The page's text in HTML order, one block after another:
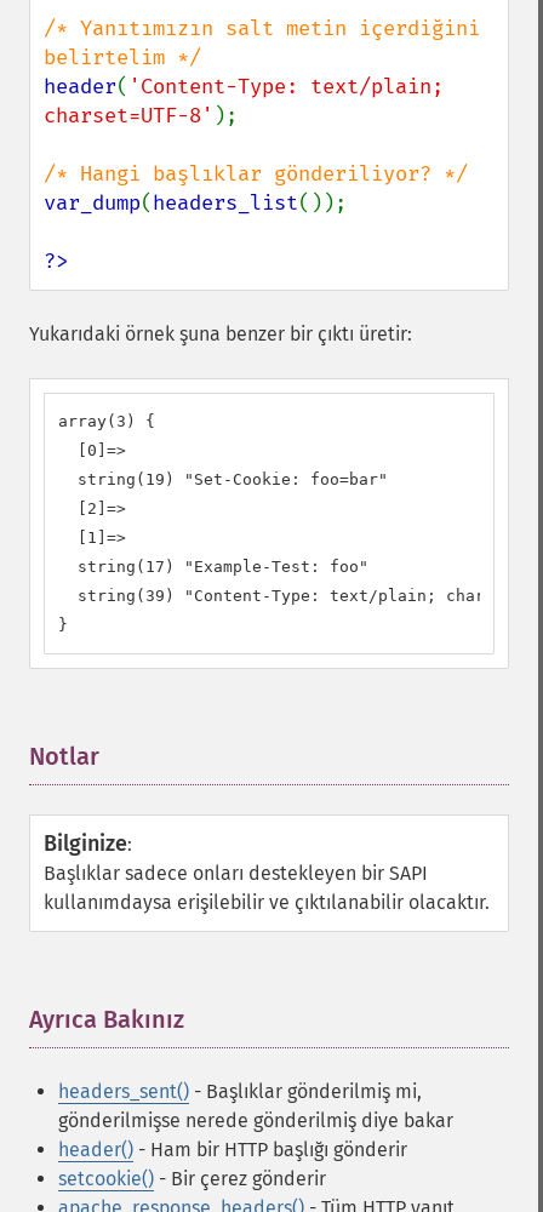
/* Yanıtımızın salt metin içerdiğini
header( 'Content-Type: text/plain;
charset=UTF-8' );
var_dump(headers_list());
?>
Yukarıdaki örnek şuna benzer bir çıktı üretir:
array(3) {
  [0]=>
  string(19) "Set-Cookie: foo=bar"
  [2]=>
  [1]=>
  string(17) "Example-Test: foo"
string(39) "Content-Type: text/plain;
}
Notlar
Bilginize:
Başlıklar sadece onları destekleyen bir SAPI
kullanımdaysa erişilebilir ve çıktılanabilir olacaktır.
Ayrıca Bakınız
headers_sent() - Başlıklar gönderilmiş mi,
gönderilmişse nerede gönderilmiş diye bakar
header() - Ham bir HTTP başlığı gönderir
setcookie() - Bir çerez gönderir